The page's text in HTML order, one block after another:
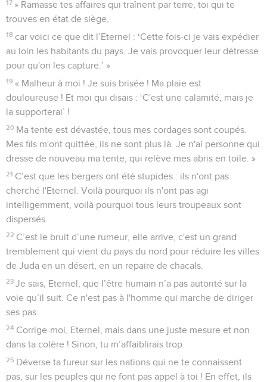
17 » Ramasse tes affaires qui traînent par terre, toi qui te
trouves en état de siège,
18 car voici ce que dit l’Eternel : ‘Cette fois-ci je vais expédier
au loin les habitants du pays. Je vais provoquer leur détresse
pour qu'on les capture.’ »
19 « Malheur à moi ! Je suis brisée ! Ma plaie est
douloureuse ! Et moi qui disais : ‘C'est une calamité, mais je
la supporterai’ !
20 Ma tente est dévastée, tous mes cordages sont coupés.
Mes fils m'ont quittée, ils ne sont plus là. Je n'ai personne qui
dresse de nouveau ma tente, qui relève mes abris en toile. »
21 C’est que les bergers ont été stupides : ils n'ont pas
cherché l'Eternel. Voilà pourquoi ils n'ont pas agi
intelligemment, voilà pourquoi tous leurs troupeaux sont
dispersés.
22 C’est le bruit d’une rumeur, elle arrive, c'est un grand
tremblement qui vient du pays du nord pour réduire les villes
de Juda en un désert, en un repaire de chacals.
23 Je sais, Eternel, que l’être humain n’a pas autorité sur la
voie qu’il suit. Ce n'est pas à l'homme qui marche de diriger
ses pas.
24 Corrige-moi, Eternel, mais dans une juste mesure et non
dans ta colère ! Sinon, tu m’affaiblirais trop.
25 Déverse ta fureur sur les nations qui ne te connaissent
pas, sur les peuples qui ne font pas appel à toi ! En effet, ils